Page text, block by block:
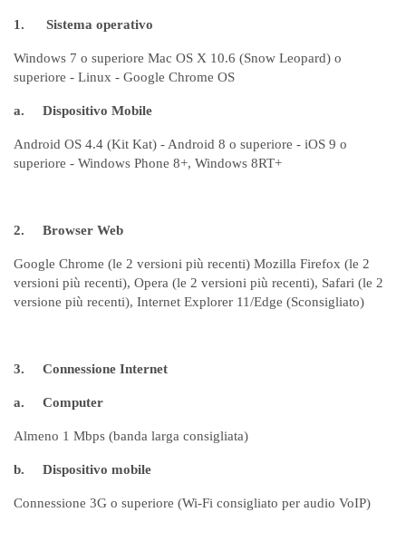
1. Sistema operativo
Windows 7 o superiore Mac OS X 10.6 (Snow Leopard) o
superiore - Linux - Google Chrome OS
a. Dispositivo Mobile
Android OS 4.4 (Kit Kat) - Android 8 o superiore - iOS 9 o
superiore - Windows Phone 8+, Windows 8RT+
2. Browser Web
Google Chrome (le 2 versioni più recenti) Mozilla Firefox (le 2
versioni più recenti), Opera (le 2 versioni più recenti), Safari (le 2
versione più recenti), Internet Explorer 11/Edge (Sconsigliato)
3. Connessione Internet
a. Computer
Almeno 1 Mbps (banda larga consigliata)
b. Dispositivo mobile
Connessione 3G o superiore (Wi-Fi consigliato per audio VoIP)